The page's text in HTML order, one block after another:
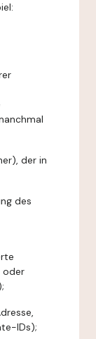
der in
des
oder
IDs);